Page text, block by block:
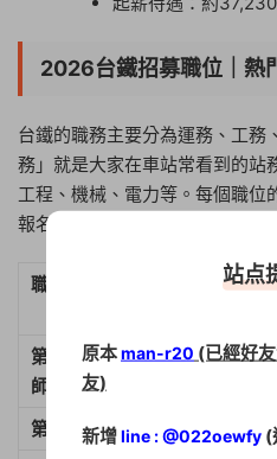
2026台鐵招募職位｜熱
台鐵的職務主要分為運務、工務
務」就是大家在車站常看到的站
工程、機械、電力等。每個職位
報名前先確認自己的強項在哪裡。
職稱等級 報考
第8階（助理工程
師）
碩士
第9階（技術員） 專科
站点
原本man-r20 (已經好
友)
新增line : @022oewfy (